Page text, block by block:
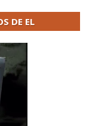
DE EL